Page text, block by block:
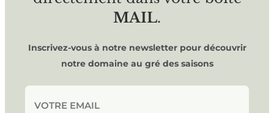
MAIL.
Inscrivez-vous à notre newsletter pour découvrir
notre domaine au gré des saisons